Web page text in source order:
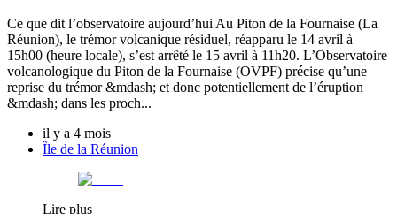
Ce que dit l’observatoire aujourd’hui Au Piton de la Fournaise (La
Réunion), le trémor volcanique résiduel, réapparu le 14 avril à
15h00 (heure locale), s’est arrêté le 15 avril à 11h20. L’Observatoire
volcanologique du Piton de la Fournaise (OVPF) précise qu’une
reprise du trémor &mdash; et donc potentiellement de l’éruption
&mdash; dans les proch...
il y a 4 mois
Île de la Réunion
Lire plus